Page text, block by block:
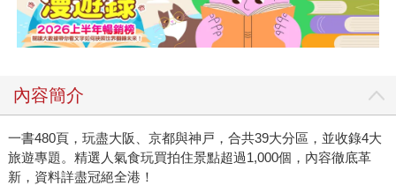
內容簡介
一書480頁，玩盡大阪、京都與神戸，合共39大分區，並收錄4大
旅遊專題。精選人氣食玩買拍住景點超過1,000個，內容徹底革
新，資料詳盡冠絕全港！